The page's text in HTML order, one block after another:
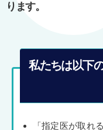
ります。
私たちは以下
「指定医が取れ